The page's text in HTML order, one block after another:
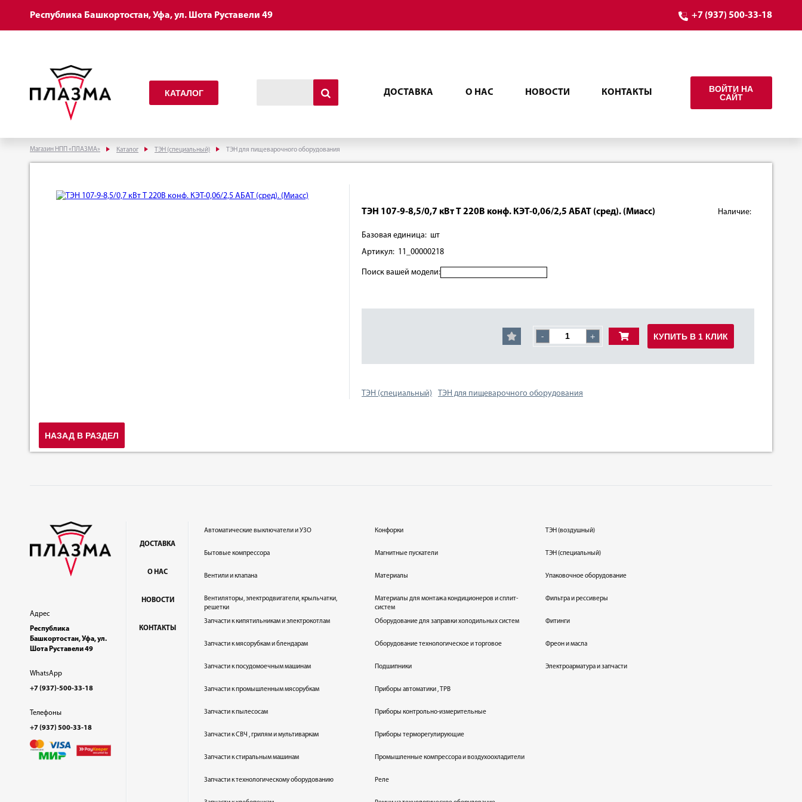
Республика Башкортостан, Уфа, ул. Шота Руставели 49 +7 (937) 500-33-18
КАТАЛОГ ДОСТАВКА О НАС НОВОСТИ КОНТАКТЫ
ВОЙТИ НА
САЙТ
Магазин НПП «ПЛАЗМА» Каталог ТЭН (специальный) ТЭН для пищеварочного оборудования
ТЭН 107-9-8,5/0,7 кВт Т 220В конф. КЭТ-0,06/2,5 АБАТ (сред). (Миасс) Наличие:
Базовая единица: шт
Артикул: 11_00000218
Поиск вашей модели:
- + КУПИТЬ В 1 КЛИК
ТЭН (специальный) ТЭН для пищеварочного оборудования
НАЗАД В РАЗДЕЛ
Адрес
Республика
Башкортостан, Уфа, ул.
Шота Руставели 49
WhatsApp
+7 (937)-500-33-18
Телефоны
+7 (937) 500-33-18
ДОСТАВКА
О НАС
НОВОСТИ
КОНТАКТЫ
Автоматические выключатели и УЗО
Бытовые компрессора
Вентили и клапана
Вентиляторы, электродвигатели, крыльчатки,
решетки
Запчасти к кипятильникам и электрокотлам
Запчасти к мясорубкам и блендарам
Запчасти к посудомоечным машинам
Запчасти к промышленным мясорубкам
Запчасти к пылесосам
Запчасти к СВЧ , грилям и мультиваркам
Запчасти к стиральным машинам
Запчасти к технологическому оборудованию
Конфорки
Магнитные пускатели
Материалы
Материалы для монтажа кондиционеров и сплит-
систем
Оборудование для заправки холодильных систем
Оборудование технологическое и торговое
Подшипники
Приборы автоматики , ТРВ
Приборы контрольно-измерительные
Приборы терморегулирующие
Промышленные компрессора и воздухоохладители
Реле
ТЭН (воздушный)
ТЭН (специальный)
Упаковочное оборудование
Фильтра и рессиверы
Фитинги
Фреон и масла
Электроарматура и запчасти